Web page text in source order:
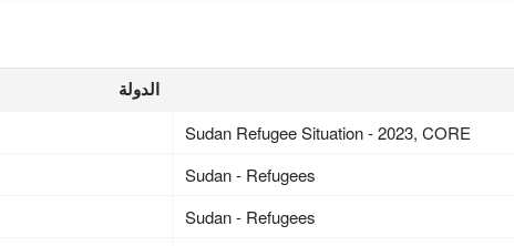
الدولة
Sudan Refugee Situation - 2023, CORE
Sudan - Refugees
Sudan - Refugees